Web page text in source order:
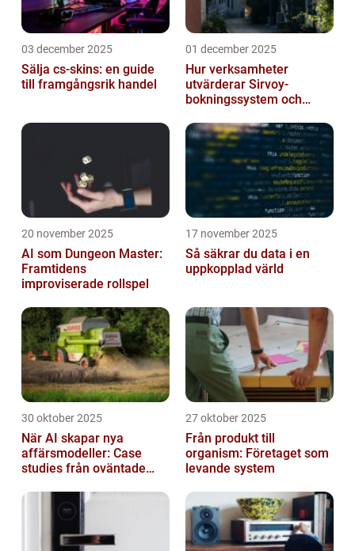
03 december 2025
Sälja cs-skins: en guide
till framgångsrik handel
01 december 2025
Hur verksamheter
utvärderar Sirvoy-
bokningssystem och
20 november 2025
AI som Dungeon Master:
Framtidens
improviserade rollspel
17 november 2025
Så säkrar du data i en
uppkopplad värld
30 oktober 2025
När AI skapar nya
affärsmodeller: Case
studies från oväntade
27 oktober 2025
Från produkt till
organism: Företaget som
levande system